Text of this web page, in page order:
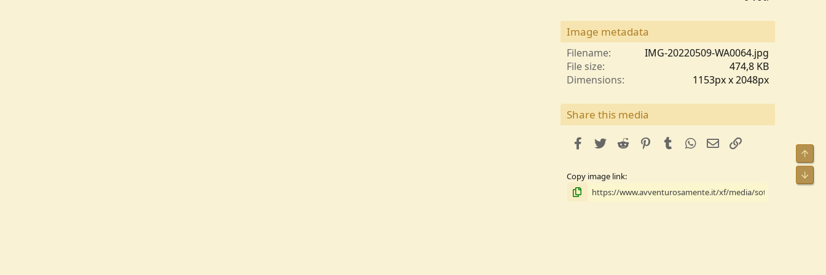
0
t
l
l
e
/
Image metadata
Filename
IMG-20220509-WA0064.jpg
File size
474,8 KB
Dimensions
1153px x 2048px
Share this media
facebookTwitterReddit PinterestTumblrWhatsApp
e-mail
Copy image link
Alto